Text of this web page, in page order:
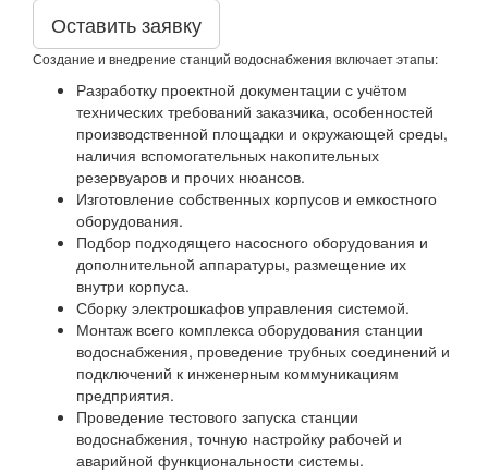
Оставить заявку
Создание и внедрение станций водоснабжения включает этапы:
Разработку проектной документации с учётом
технических требований заказчика, особенностей
производственной площадки и окружающей среды,
наличия вспомогательных накопительных
резервуаров и прочих нюансов.
Изготовление собственных корпусов и емкостного
оборудования.
Подбор подходящего насосного оборудования и
дополнительной аппаратуры, размещение их
внутри корпуса.
Сборку электрошкафов управления системой.
Монтаж всего комплекса оборудования станции
водоснабжения, проведение трубных соединений и
подключений к инженерным коммуникациям
предприятия.
Проведение тестового запуска станции
водоснабжения, точную настройку рабочей и
аварийной функциональности системы.